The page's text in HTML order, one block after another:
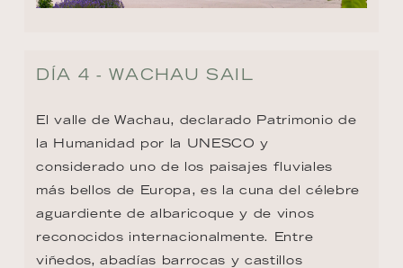
DÍA 4 - WACHAU SAIL
El valle de Wachau, declarado Patrimonio de
la Humanidad por la UNESCO y
considerado uno de los paisajes fluviales
más bellos de Europa, es la cuna del célebre
aguardiente de albaricoque y de vinos
reconocidos internacionalmente. Entre
viñedos, abadías barrocas y castillos